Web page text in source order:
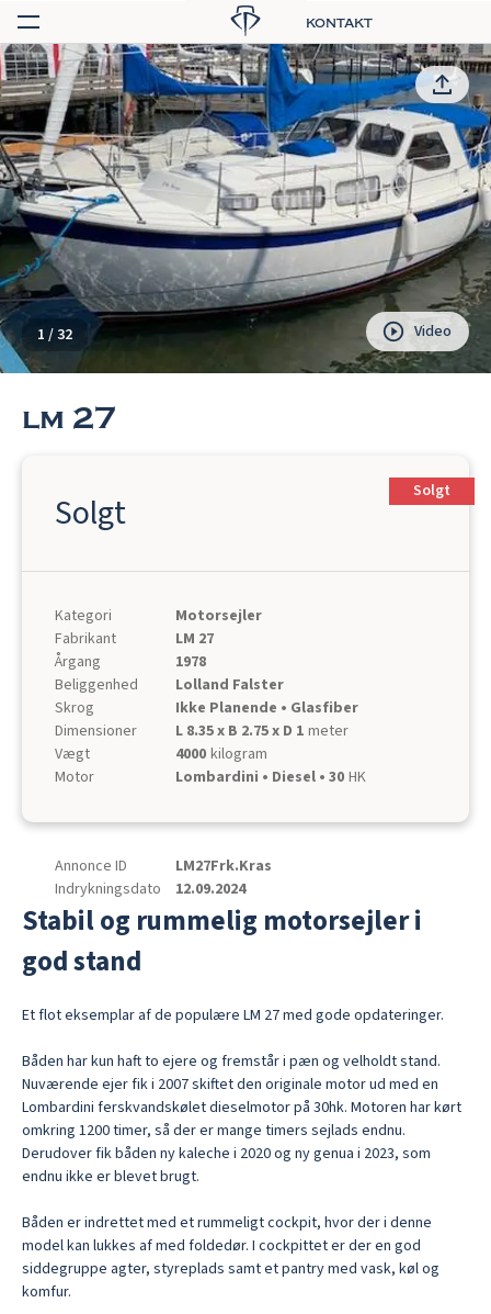
kontakt
1 /32 Video
lm 27
Stabil og rummelig motorsejler i
god stand
Et flot eksemplar af de populære LM 27 med gode opdateringer.
Båden har kun haft to ejere og fremstår i pæn og velholdt stand.
Nuværende ejer fik i 2007 skiftet den originale motor ud med en
Lombardini ferskvandskølet dieselmotor på 30hk. Motoren har kørt
omkring 1200 timer, så der er mange timers sejlads endnu.
Derudover fik båden ny kaleche i 2020 og ny genua i 2023, som
endnu ikke er blevet brugt.
Båden er indrettet med et rummeligt cockpit, hvor der i denne
model kan lukkes af med foldedør. I cockpittet er der en god
siddegruppe agter, styreplads samt et pantry med vask, køl og
komfur.
Solgt
Solgt
Kategori
Motorsejler
Fabrikant
LM 27
Årgang
1978
Beliggenhed
Lolland Falster
Skrog
Ikke Planende • Glasfiber
Dimensioner
L 8.35 x B 2.75 x D 1 meter
Vægt
4000 kilogram
Motor
Lombardini • Diesel • 30 HK
Annonce ID
LM27Frk.Kras
Indrykningsdato
12.09.2024